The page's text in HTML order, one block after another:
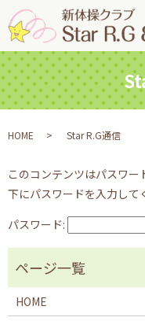
HOME Star R.G通信
このコンテンツはパスワ
下にパスワードを入力して
パスワード:
HOME